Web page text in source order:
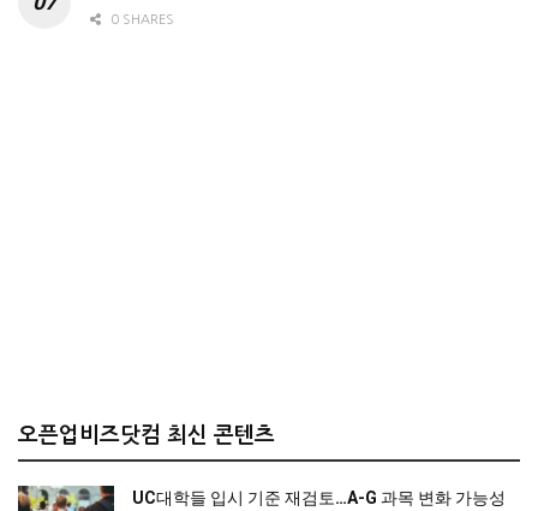
0 SHARES
오픈업비즈닷컴 최신 콘텐츠
UC대학들 입시 기준 재검토…A-G 과목 변화 가능성